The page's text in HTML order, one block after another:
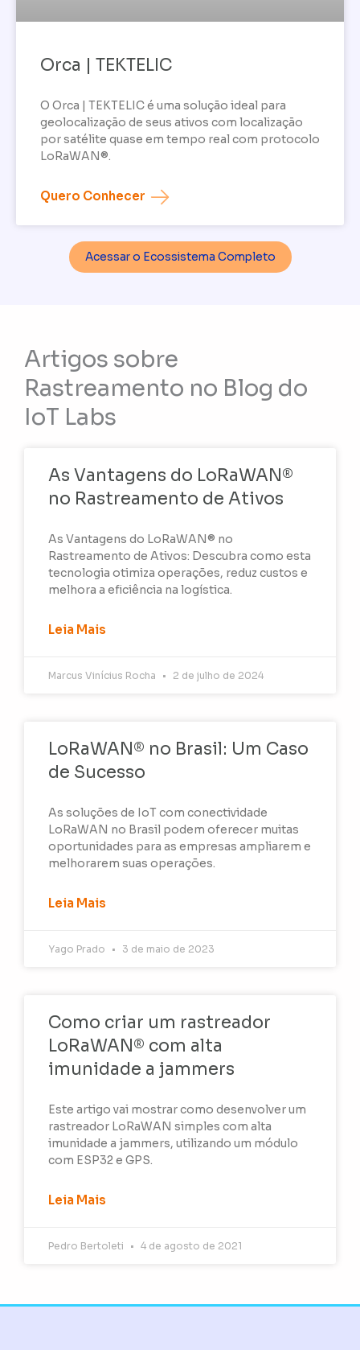
Orca | TEKTELIC
O Orca | TEKTELIC é uma solução ideal para
geolocalização de seus ativos com localização
por satélite quase em tempo real com protocolo
LoRaWAN®.
Quero Conhecer
Acessar o Ecossistema Completo
Artigos sobre
Rastreamento no Blog do
IoT Labs
As Vantagens do LoRaWAN®
no Rastreamento de Ativos
As Vantagens do LoRaWAN® no
Rastreamento de Ativos: Descubra como esta
tecnologia otimiza operações, reduz custos e
melhora a eficiência na logística.
Leia Mais
Marcus Vinícius Rocha 2 de julho de 2024
LoRaWAN® no Brasil: Um Caso
de Sucesso
As soluções de IoT com conectividade
LoRaWAN no Brasil podem oferecer muitas
oportunidades para as empresas ampliarem e
melhorarem suas operações.
Leia Mais
Yago Prado 3 de maio de 2023
Como criar um rastreador
LoRaWAN® com alta
imunidade a jammers
Este artigo vai mostrar como desenvolver um
rastreador LoRaWAN simples com alta
imunidade a jammers, utilizando um módulo
com ESP32 e GPS.
Leia Mais
Pedro Bertoleti 4 de agosto de 2021